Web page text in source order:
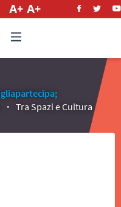
Tra Spazi e Cultura